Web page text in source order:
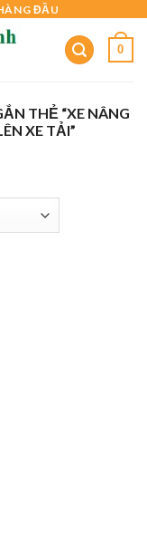
ĐẦU
0
THẺ “XE NÂNG
XE TẢI”